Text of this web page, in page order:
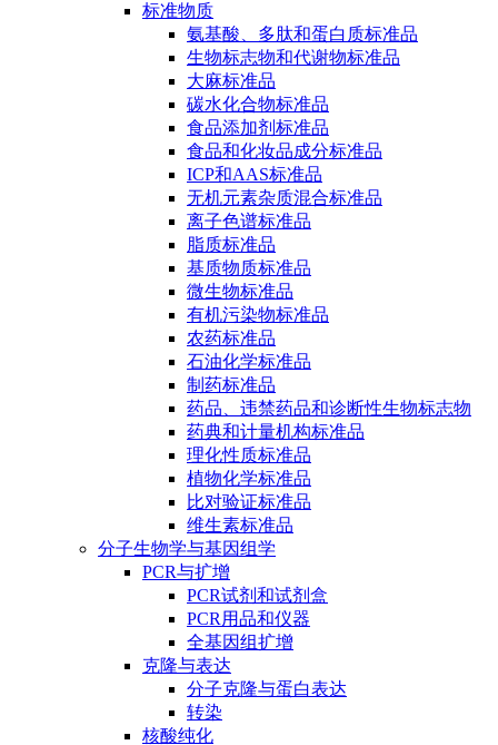
标准物质
氨基酸、多肽和蛋白质标准品
生物标志物和代谢物标准品
大麻标准品
碳水化合物标准品
食品添加剂标准品
食品和化妆品成分标准品
ICP和AAS标准品
无机元素杂质混合标准品
离子色谱标准品
脂质标准品
基质物质标准品
微生物标准品
有机污染物标准品
农药标准品
石油化学标准品
制药标准品
药品、违禁药品和诊断性生物标志物
药典和计量机构标准品
理化性质标准品
植物化学标准品
比对验证标准品
维生素标准品
分子生物学与基因组学
PCR与扩增
PCR试剂和试剂盒
PCR用品和仪器
全基因组扩增
克隆与表达
分子克隆与蛋白表达
转染
核酸纯化